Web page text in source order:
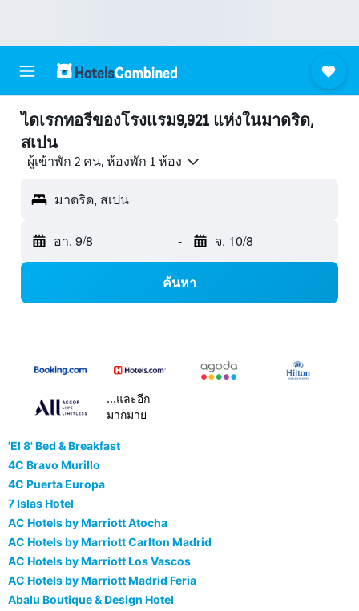
ไดเรกทอรีของโรงแรม9,921 แห่งในมาดริด,
สเปน
ผู้เข้าพัก 2 คน, ห้องพัก 1 ห้อง
มาดริด, สเปน
อา. 9/8 - จ. 10/8
ค้นหา
...และอีก
มากมาย
'El 8' Bed & Breakfast
4C Bravo Murillo
4C Puerta Europa
7 Islas Hotel
AC Hotels by Marriott Atocha
AC Hotels by Marriott Carlton Madrid
AC Hotels by Marriott Los Vascos
AC Hotels by Marriott Madrid Feria
Abalu Boutique & Design Hotel